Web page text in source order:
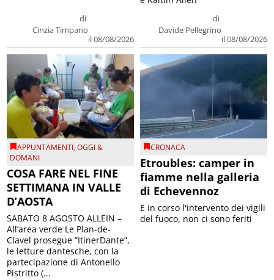
di
Cinzia Timpano
il 08/08/2026
di
Davide Pellegrino
il 08/08/2026
APPUNTAMENTI,OGGI &
DOMANI
COSA FARE NEL FINE
SETTIMANA IN VALLE
D’AOSTA
SABATO 8 AGOSTO ALLEIN –
All’area verde Le Plan-de-
Clavel prosegue “ItinerDante”,
le letture dantesche, con la
partecipazione di Antonello
Pistritto (...
CRONACA
Etroubles: camper in
fiamme nella galleria
di Echevennoz
E in corso l'intervento dei vigili
del fuoco, non ci sono feriti